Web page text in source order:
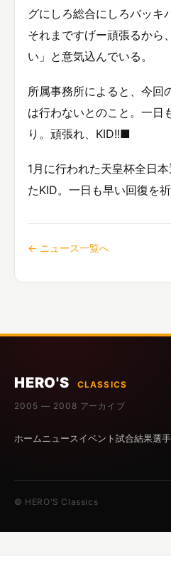
グにしろ総合にしろバッキ
それまですげー頑張るから
い」と意気込んでいる。
所属事務所によると、今回
は行わないとのこと。一日
り。頑張れ、KID!!■
1月に行われた天皇杯全日
たKID。一日も早い回復を
← ニュース一覧へ
HERO'S
CLASSICS
2005 — 2008 アーカイブ
ホームニュースイベント試合結果選手
© HERO'S Classics